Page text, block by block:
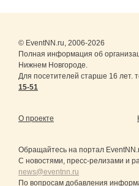
© EventNN.ru, 2006-2026
Полная информация об
Нижнем Новгороде.
Для посетителей старше 16 лет.
15-51
О проекте
Обращайтесь на портал
С новостями, пресс-релизами и
news@eventnn.ru
По вопросам добавления